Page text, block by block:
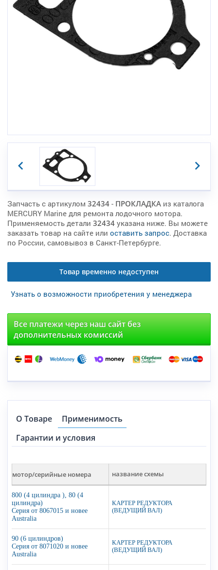
Запчасть с артикулом 32434 - ПРОКЛАДКА из каталога
MERCURY Marine для ремонта лодочного мотора.
Применяемость детали 32434 указана ниже. Вы можете
заказать товар на сайте или оставить запрос. Доставка
по России, самовывоз в Санкт-Петербурге.
Товар временно недоступен
Узнать о возможности приобретения у менеджера
Все платежи через наш сайт без
дополнительных комиссий
О Товаре
Применимость
Гарантии и условия
мотор/серийные номера название схемы
800 (4 цилиндра ), 80 (4
цилиндра)
Серия от 8067015 и новее
Australia
КАРТЕР РЕДУКТОРА
(ВЕДУЩИЙ ВАЛ)
90 (6 цилиндров)
Серия от 8071020 и новее
Australia
КАРТЕР РЕДУКТОРА
(ВЕДУЩИЙ ВАЛ)